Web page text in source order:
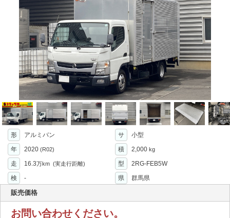
形 アルミバン サ
小型
年
2020 (R02) 積 2,000 kg
走 16.3万km (実走行距離) 型
2RG-FEB5W
検
- 県 群馬県
販売価格
お問い合わせください。